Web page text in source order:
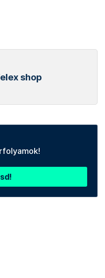
shop